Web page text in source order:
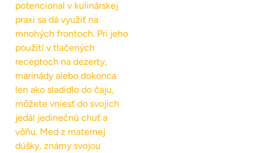
potencional v kulinárskej
praxi sa dá využiť na
mnohých frontoch. Pri jeho
použití v tlačených
receptoch na dezerty,
marinády alebo dokonca
len ako sladidlo do čaju,
môžete vniesť do svojich
jedál jedinečnú chuť a
vôňu. Med z maternej
dúšky, známy svojou